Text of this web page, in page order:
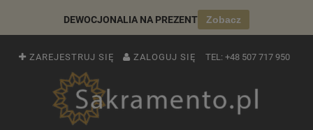
DEWOCJONALIA NA PREZENT Zobacz
ZAREJESTRUJ SIĘ ZALOGUJ SIĘ TEL: +48 507 717 950